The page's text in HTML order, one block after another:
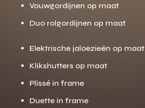
Vouwgordijnen op maat
Duo rolgordijnen op maat
Elektrische jaloezieën op maat
Klikshutters op maat
Plissé in frame
Duette in frame